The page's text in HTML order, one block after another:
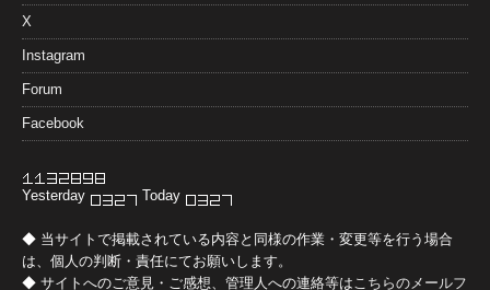
X
Instagram
Forum
Facebook
Yesterday Today
◆ 当サイトで掲載されている内容と同様の作業・変更等を行う場合
は、個人の判断・責任にてお願いします。
◆ サイトへのご意見・ご感想、管理人への連絡等はこちらのメールフ